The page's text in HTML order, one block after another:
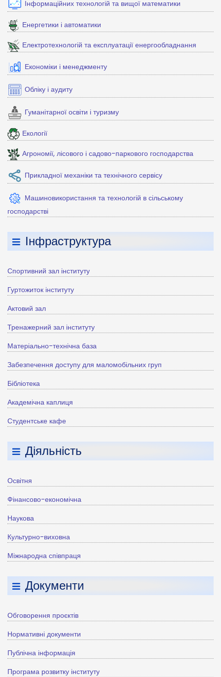
Інформаційних технологій та вищої математики
Енергетики і автоматики
Електротехнологій та експлуатації енергообладнання
Економіки і менеджменту
Обліку і аудиту
Гуманітарної освіти і туризму
Екології
Агрономії, лісового і садово-паркового господарства
Прикладної механіки та технічного сервісу
Машиновикористання та технологій в сільському
господарстві
Інфраструктура
Спортивний зал інституту
Гуртожиток інституту
Актовий зал
Тренажерний зал інституту
Матеріально-технічна база
Забезпечення доступу для маломобільних груп
Бібліотека
Академічна каплиця
Студентське кафе
Діяльність
Освітня
Фінансово-економічна
Наукова
Культурно-виховна
Міжнародна співпраця
Документи
Обговорення проєктів
Нормативні документи
Публічна інформація
Програма розвитку інституту